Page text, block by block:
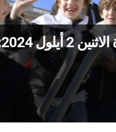
تنبع من القلب